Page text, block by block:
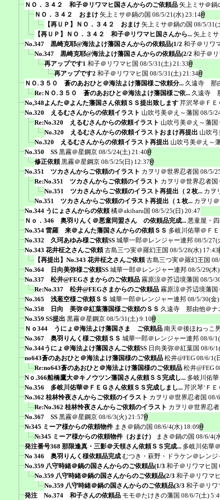
ＮＯ．３４２ 和子＠リワマヒ国さんからのご依頼品 矢上ミサ＠鍋
ＮＯ．３４２ おまけ 矢上ミサ＠鍋の国 08/5/21(水) 23:14
【再ＵＰ】ＮＯ．３４２ おまけ 矢上ミサ＠鍋の国 08/5/31(
【再ＵＰ】ＮＯ．３４２ 和子＠リワマヒ国さんから... 矢上ミ
No.347 黒崎克耶@海法よけ藩国さんからの依頼品(1/2 和子＠リワ
No.347 黒崎克耶@海法よけ藩国さんからの依頼品(2/2 和子＠
再アップです1 和子＠リワマヒ国 08/5/31(土) 21:33
再アップです2 和子＠リワマヒ国 08/5/31(土) 21:34
ＮＯ.３５０ 蒼のあおひと＠海法よけ藩国様ご依頼分... 久遠寺 那
Re:ＮＯ.３５０ 蒼のあおひと＠海法よけ藩国様ご依... 久遠寺
No,348よんた＠よんた藩国さん依頼ＳＳ提出致します 芹沢琴＠ＦＥ
No.320 えるむさんからの依頼イラスト 山吹弓美＠え～藩国 08/5/
Re:No.320 えるむさんからの依頼イラスト 山吹弓美＠え～藩国
No.320 えるむさんからの依頼イラストおまけ再提出 山吹
No.320 えるむさんからの依頼イラスト再提出 山吹弓美＠え～
No.350 SS 黒霧＠星鋼京 08/5/24(土) 21:40
修正依頼 黒霧＠星鋼京 08/5/25(日) 12:37
No.351 ツカさんからご依頼のイラスト カヲリ＠世界忍者国 08/5/
Re:No.351 ツカさんからご依頼のイラスト カヲリ＠世界忍者国
No.351 ツカさんからご依頼のイラスト再提出（２枚... カヲ
No.351 ツカさんからご依頼のイラスト再提出（１枚... カヲリ
No.344 うにょさんからの依頼 橘＠akiharu国 08/5/25(日) 20:47
Ｎｏ．346 奥羽りんく＠悪童同盟さん の依頼品完成... 悪童屋・
No.354 雷羅 来＠よんた藩国さんからの依頼ＳＳ 多岐川佑華＠Ｆ
No.332 久珂あゆみ様ご依頼SS 城華一郎＠レンジャー連邦 08/5/27(
No.343 花井柾之さんご依頼 古島三つ実＠羅幻王国 08/5/28(水) 17:43
【再提出】No.343 花井柾之さんご依頼 古島三つ実＠羅幻王国
No.364 日向美弥様ご依頼SS 城華一郎＠レンジャー連邦 08/5/29(木
No.337 松井@FEGさまからのご依頼品 霧原涼＠芥辺境藩国 08/5/
Re:No.337 松井@FEGさまからのご依頼品 霧原涼＠芥辺境藩国
No.365 浅葱空様ご依頼ＳＳ 城華一郎＠レンジャー連邦 08/5/30(金
No.358 日向 美弥＠紅葉藩国様ご依頼のＳＳ 久遠寺 那由他＠ナ
No.359 SS提出 黒霧＠星鋼京 08/5/31(土) 9:10
Ｎｏ344 うにょ＠海法よけ藩国さま ご依頼品 南天＠後ほねっこ
No.367 奥羽りんく様ご依頼ＳＳ 城華一郎＠レンジャー連邦 08/6/
No.344うにょ＠海法よけ藩国さんご依頼SS 日向美弥＠紅葉国 08/6/
no643蒼のあおひと＠海法よけ藩国様のご依頼品 松井@FEG 08/6/1(
Re:no643蒼のあおひと＠海法よけ藩国様のご依頼品 松井@FEG
Nｏ.366船橋鷹大＠キノウツン藩国さん依頼ＳＳ完成し... 多岐川佑
No.356 多岐川佑華＠ＦＥＧさん依頼ＳＳ完成しまし... 芹沢琴‘ＦＥ
No.362 桂林怜夜さんからご依頼のイラスト カヲリ＠世界忍者国 08/
Re:No.362 桂林怜夜さんからご依頼のイラスト カヲリ＠世界忍
No.367 SS 黒霧＠星鋼京 08/6/3(火) 21:57
№345 ミーア様からの依頼物件 まき＠鍋の国 08/6/4(水) 18:09
№345 ミーア様からの依頼物件（おまけ）
まき＠鍋の国 08/6/4(
発注番号368 那限逢真・三影＠天領さん依頼ＳＳ完成... 多岐川佑華
No 346 奥羽りんく様依頼品完成 むつき・萩野・ドラケン＠レンジ
No.359 八守時緒＠鍋の国さんからのご依頼品(1/3 和子＠リワマヒ国
No.359 八守時緒＠鍋の国さんからのご依頼品(2/3 和子＠リワマ
No.359 八守時緒＠鍋の国さんからのご依頼品(3/3 和子＠リワ
発注 No.374 和子さんの依頼品 モモ＠たけきの藩国 08/6/7(土)